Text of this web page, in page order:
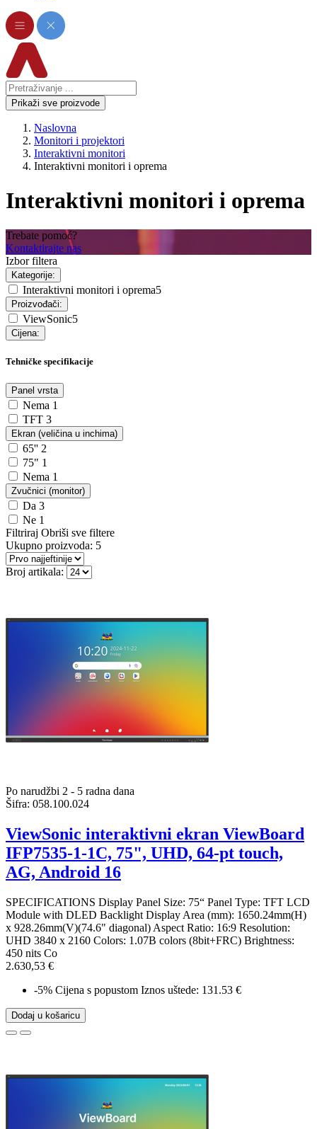
Prikaži sve proizvode
Naslovna
Monitori i projektori
Interaktivni monitori
Interaktivni monitori i oprema
Interaktivni monitori i oprema
Trebate pomoć?
Kontaktirajte nas
Izbor filtera
Kategorije:
Interaktivni monitori i oprema5
Proizvođači:
ViewSonic5
Cijena:
Tehničke specifikacije
Panel vrsta
Nema 1
TFT 3
Ekran (veličina u inchima)
65'' 2
75" 1
Nema 1
Zvučnici (monitor)
Da 3
Ne 1
Filtriraj Obriši sve filtere
Ukupno proizvoda: 5
Broj artikala:
Po narudžbi 2 - 5 radna dana
Šifra: 058.100.024
ViewSonic interaktivni ekran ViewBoard
IFP7535-1-1C, 75", UHD, 64-pt touch,
AG, Android 16
SPECIFICATIONS Display Panel Size: 75“ Panel Type: TFT LCD
Module with DLED Backlight Display Area (mm): 1650.24mm(H)
x 928.26mm(V)(74.6" diagonal) Aspect Ratio: 16:9 Resolution:
UHD 3840 x 2160 Colors: 1.07B colors (8bit+FRC) Brightness:
450 nits Co
2.630,53 €
-5% Cijena s popustom Iznos uštede: 131.53 €
Dodaj u košaricu